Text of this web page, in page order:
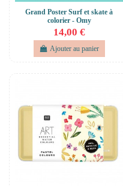
Grand Poster Surf et skate à
colorier - Omy
14,00 €
Ajouter au panier